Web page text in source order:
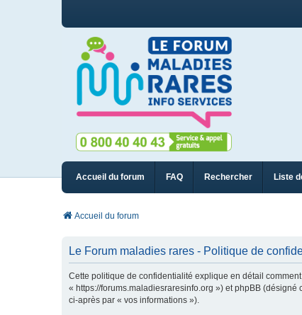
Accueil du forum FAQ Rechercher Liste
Accueil du forum
Le Forum maladies rares - Politique de
Cette politique de confidentialité explique en détail
« https://forums.maladiesraresinfo.org ») et phpBB
ci-après par « vos informations »).